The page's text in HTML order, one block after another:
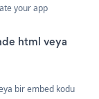
your app
html veya
bir embed kodu